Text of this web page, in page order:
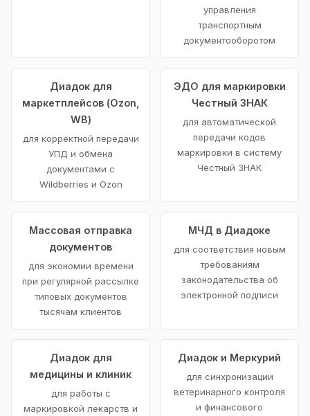
управления
транспортным
документооборотом
Диадок для
маркетплейсов (Ozon,
WB)
для корректной передачи
УПД и обмена
документами с
Wildberries и Ozon
ЭДО для маркировки
Честный ЗНАК
для автоматической
передачи кодов
маркировки в систему
Честный ЗНАК
Массовая отправка
документов
для экономии времени
при регулярной рассылке
типовых документов
тысячам клиентов
МЧД в Диадоке
для соответствия новым
требованиям
законодательства об
электронной подписи
Диадок для
медицины и клиник
для работы с
маркировкой лекарств и
Диадок и Меркурий
для синхронизации
ветеринарного контроля
и финансового